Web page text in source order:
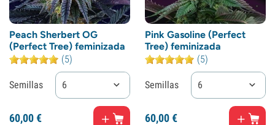
Peach Sherbert OG
(Perfect Tree) feminizada
(5)
Semillas 6
60,00€
Pink Gasoline (Perfect
Tree) feminizada
(5)
Semillas 6
60,00€